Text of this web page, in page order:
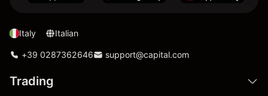
Italy Italian
+39 0287362646 support@capital.com
Trading